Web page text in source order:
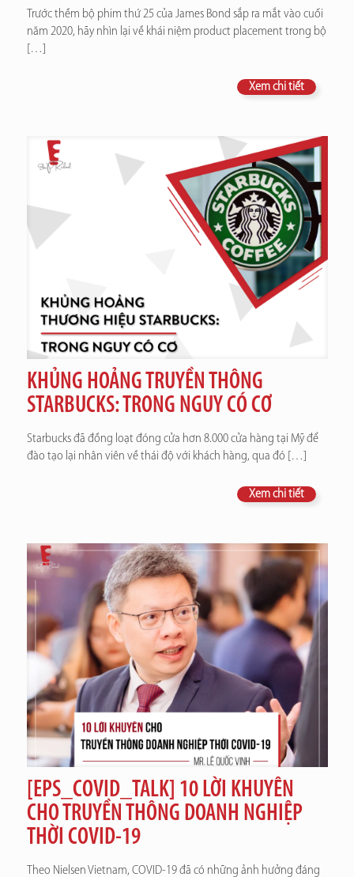
Trước thềm bộ phim thứ 25 của James Bond sắp ra mắt vào cuối
năm 2020, hãy nhìn lại về khái niệm product placement trong bộ
[…]
Xem chi tiết
KHỦNG HOẢNG TRUYỀN THÔNG
STARBUCKS: TRONG NGUY CÓ CƠ
Starbucks đã đồng loạt đóng cửa hơn 8.000 cửa hàng tại Mỹ để
đào tạo lại nhân viên về thái độ với khách hàng, qua đó […]
Xem chi tiết
[EPS_COVID_TALK] 10 LỜI KHUYÊN
CHO TRUYỀN THÔNG DOANH NGHIỆP
THỜI COVID-19
Theo Nielsen Vietnam, COVID-19 đã có những ảnh hưởng đáng